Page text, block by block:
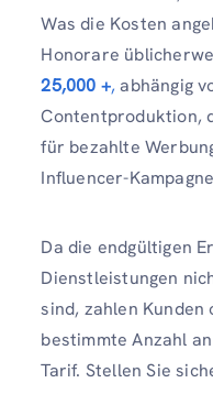
Was die Kosten
Honorare
25,000 +, abhängig
Contentproduktion,
für bezahlte
Influencer-
Da die endgültigen
Dienstleistungen
sind, zahlen
bestimmte Anzahl
Tarif. Stellen Sie